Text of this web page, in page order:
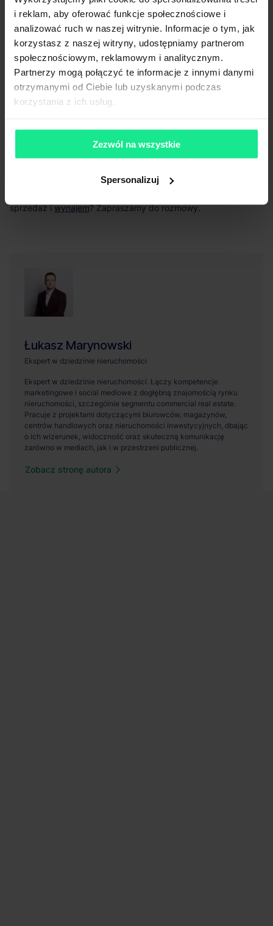
i reklam, aby oferować funkcje społecznościowe i
analizować ruch w naszej witrynie. Informacje o tym, jak
korzystasz z naszej witryny, udostępniamy partnerom
społecznościowym, reklamowym i analitycznym.
Partnerzy mogą połączyć te informacje z innymi danymi
otrzymanymi od Ciebie lub uzyskanymi podczas
korzystania z ich usług.
Zezwól na wszystkie
Spersonalizuj
powierzchnie w Mysłowicach
Nowym Dworze Mazowieckim
wynajem
Zobacz stronę autora